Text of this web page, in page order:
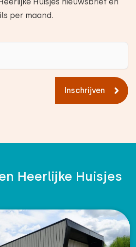
per maand.
Inschrijven
Heerlijke Huisjes